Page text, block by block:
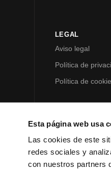
Esta página web usa
Las cookies de este
redes sociales y
con nuestros partners
LEGAL
Aviso legal
Política de
Política de